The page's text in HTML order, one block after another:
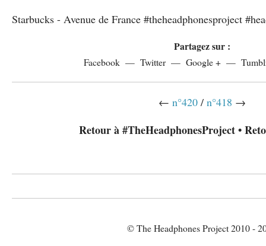
Starbucks - Avenue de France #theheadphonesproject
Partagez sur :
Facebook Twitter Google +
← n°420/ n°418 →
Retour à #TheHeadphonesProject•
© The Headphones Project 2010 -